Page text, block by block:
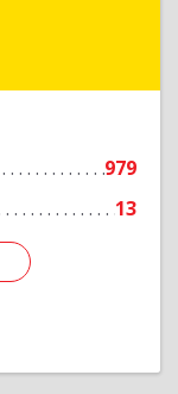
979
13
Подробнее